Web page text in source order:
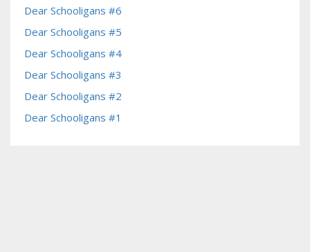
Dear Schooligans #6
Dear Schooligans #5
Dear Schooligans #4
Dear Schooligans #3
Dear Schooligans #2
Dear Schooligans #1